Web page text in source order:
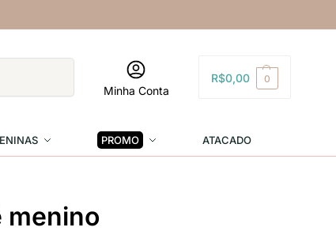
Minha Conta
R$0,00 0
PROMO ATACADO
menino